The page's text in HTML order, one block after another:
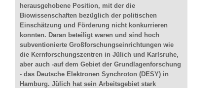
herausgehobene Position, mit der die
Biowissenschaften bezüglich der politischen
Einschätzung und Förderung nicht konkurrieren
konnten. Daran beteiligt waren und sind hoch
subventionierte Großforschungseinrichtungen wie
die Kernforschungszentren in Jülich und Karlsruhe,
aber auch -auf dem Gebiet der Grundlagenforschung
- das Deutsche Elektronen Synchroton (DESY) in
Hamburg. Jülich hat sein Arbeitsgebiet stark